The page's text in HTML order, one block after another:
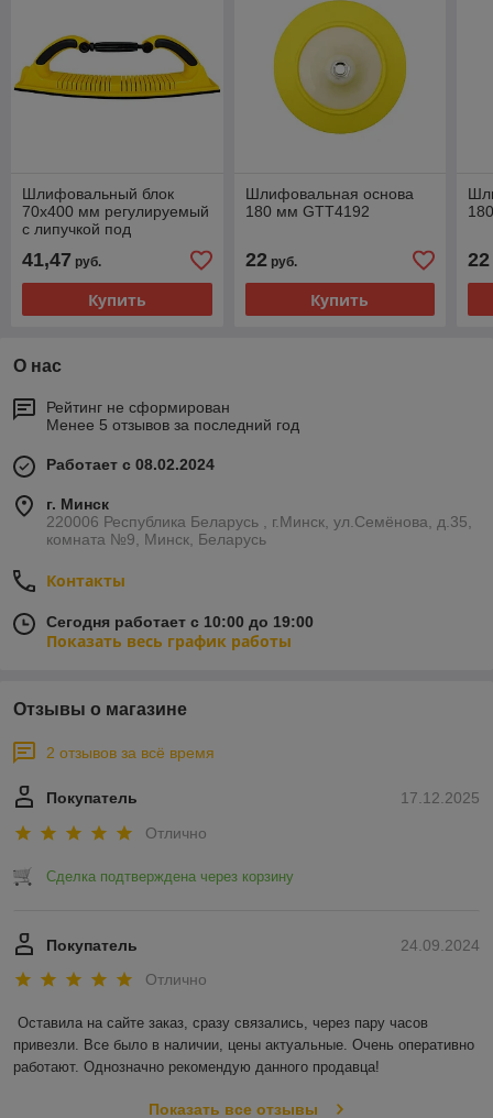
Шлифовальный блок
70х400 мм регулируемый
с липучкой под
Гамматест GTK4005
41,47 руб.
Купить
Шлифовальная основа
180 мм GTT4192
22руб.
Купить
22
О нас
Рейтинг не сформирован
Менее 5 отзывов за последний год
Работает с 08.02.2024
г. Минск
220006 Республика Беларусь , г.Минск, ул.Семёнова, д.35,
комната №9, Минск, Беларусь
Контакты
Сегодня работает с 10:00 до 19:00
Показать весь график работы
Отзывы о магазине
2 отзывов за всё время
17.12.2025
Покупатель
Отлично
Сделка подтверждена через корзину
24.09.2024
Покупатель
Отлично
Оставила на сайте заказ, сразу связались, через пару часов
привезли. Все было в наличии, цены актуальные. Очень оперативно
работают. Однозначно рекомендую данного продавца!
Показать все отзывы